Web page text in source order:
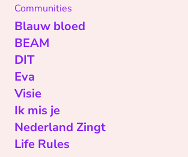
Communities
Blauw bloed
BEAM
DIT
Eva
Visie
Ik mis je
Nederland Zingt
Life Rules